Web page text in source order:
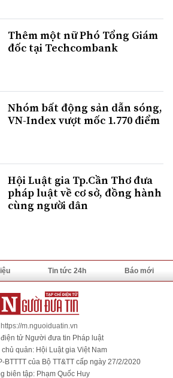
Thêm một nữ Phó Tổng Giám
đốc tại Techcombank
Nhóm bất động sản dẫn sóng,
VN-Index vượt mốc 1.770 điểm
Hội Luật gia Tp.Cần Thơ đưa
pháp luật về cơ sở, đồng hành
cùng người dân
Tin tức 24h Báo mới
https://m.nguoiduatin.vn
tử Người đưa tin Pháp luật
quản: Hội Luật gia Việt Nam
BTTTT của Bộ TT&TT cấp ngày 27/2/2020
biên tập: Phạm Quốc Huy